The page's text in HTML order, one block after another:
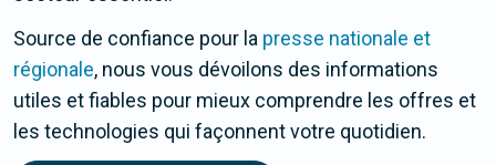
Source de confiance pour la presse nationale et
régionale, nous vous dévoilons des informations
utiles et fiables pour mieux comprendre les offres et
les technologies qui façonnent votre quotidien.